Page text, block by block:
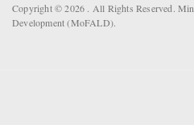
Copyright © 2026 . All Rights Reserved.
Development (MoFALD).